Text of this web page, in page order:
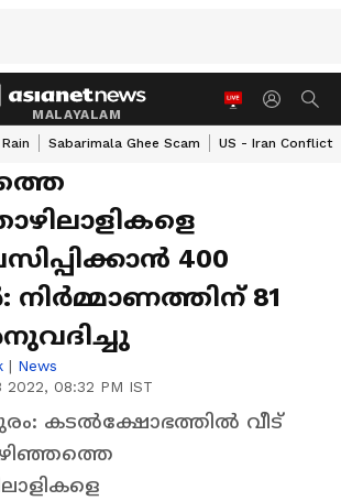
MALAYALAM
Sabarimala Ghee Scam US - Iran Conflict
400
നിര്‍മ്മാണത്തിന് 81
| News
2022, 08:32 PM IST
കടൽക്ഷോഭത്തിൽ വീട്